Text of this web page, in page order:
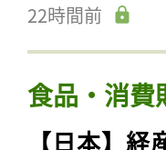
22時間前
食品・消費
【日本】